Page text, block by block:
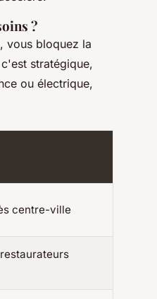
?
vous bloquez la
stratégique,
ou électrique,
centre-ville